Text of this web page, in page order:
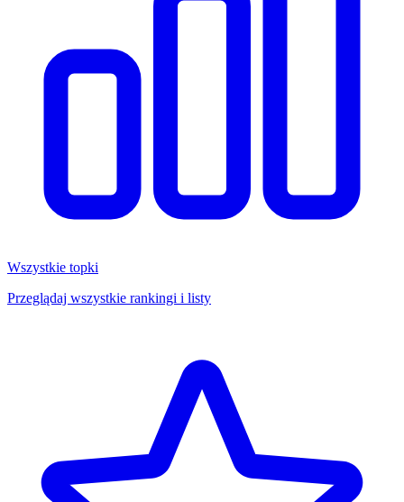
Wszystkie topki
Przeglądaj wszystkie rankingi i listy